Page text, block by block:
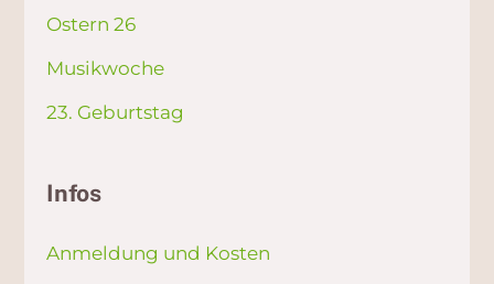
Ostern 26
Musikwoche
23. Geburtstag
Infos
Anmeldung und Kosten